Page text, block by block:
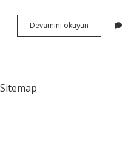
Devamını okuyun
töz
Sitemap